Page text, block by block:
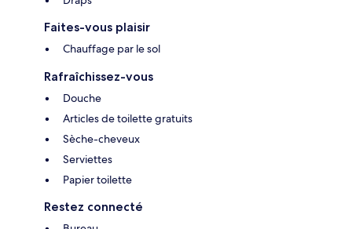
Faites-vous plaisir
Chauffage par le sol
Rafraîchissez-vous
Douche
Articles de toilette gratuits
Sèche-cheveux
Serviettes
Papier toilette
Restez connecté